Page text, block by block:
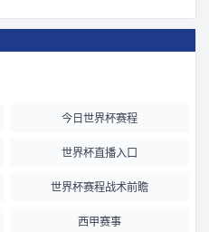
今日世界杯赛程
世界杯直播入口
世界杯赛程战术前瞻
西甲赛事